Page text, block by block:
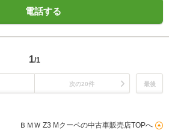
電話する
1/1
次の20件 最後
ＢＭＷ Z3 Mクーペの中古車販売店TOPへ